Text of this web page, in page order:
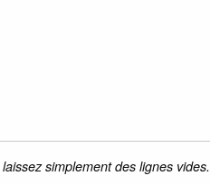
simplement des lignes vides.